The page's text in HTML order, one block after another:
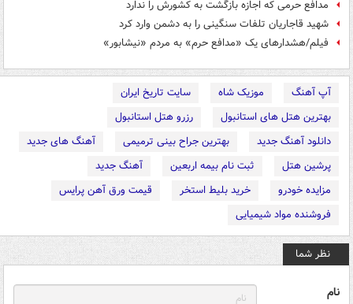
مدافع حرمی که اجازه بازگشت به کشورش را ندارد
شهید قاجاریان تلفات سنگینی را به دشمن وارد کرد
فیلم/هشدارهای یک «مدافع حرم» به مردم «نیشابور»
آپ آهنگ موزیک شاه
سایت تاریخ ایران
بهترین هتل های استانبول
رزرو هتل استانبول
دانلود آهنگ جدید
بهترین جراح بینی ترمیمی
آهنگ های جدید
پرشین هتل
ثبت نام بیمه اربعین
آهنگ جدید
مزایده خودرو
خرید بلیط استخر
قیمت ورق آهن پرایس
فروشنده مواد شیمیایی
نظر شما
نام